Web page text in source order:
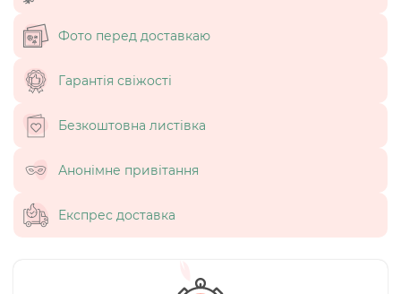
Фото перед доставкаю
Гарантія свіжості
Безкоштовна листівка
Анонімне привітання
Експрес доставка